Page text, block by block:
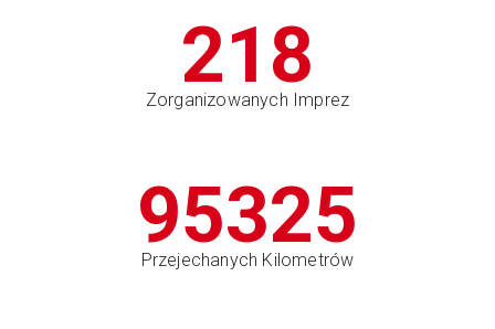
218
Zorganizowanych Imprez
95325
Przejechanych Kilometrów